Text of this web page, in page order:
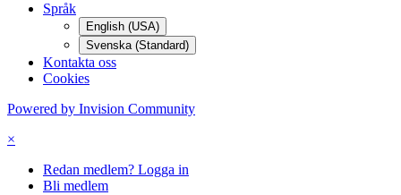
Språk
English (USA)
Svenska (Standard)
Kontakta oss
Cookies
Powered by Invision Community
×
Redan medlem? Logga in
Bli medlem